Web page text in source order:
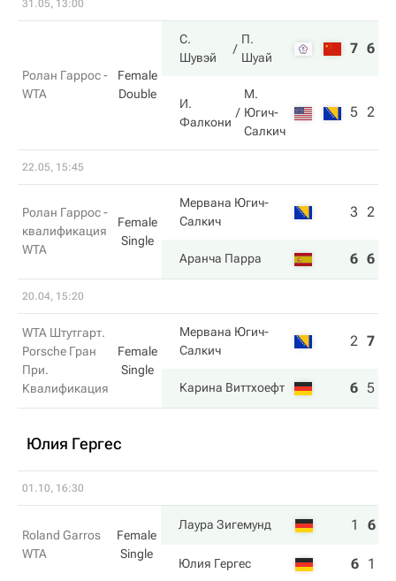
31.05, 13:00
Ролан Гаррос -
WTA
Female
Double
С.
Шувэй
П.
Шуай
7 6
И.
Фалкони
М.
Югич-
Салкич
5 2
22.05, 15:45
Ролан Гаррос -
квалификация
WTA
Female
Single
Мервана Югич-
Салкич
3 2
Аранча Парра 6 6
20.04, 15:20
WTA Штутгарт.
Porsche Гран
При.
Квалификация
Female
Single
Мервана Югич-
Салкич
2 7
Карина Виттхоефт 6 5
Юлия Гергес
01.10, 16:30
Roland Garros
WTA
Female
Single
Лаура Зигемунд 1 6
Юлия Гергес 6 1